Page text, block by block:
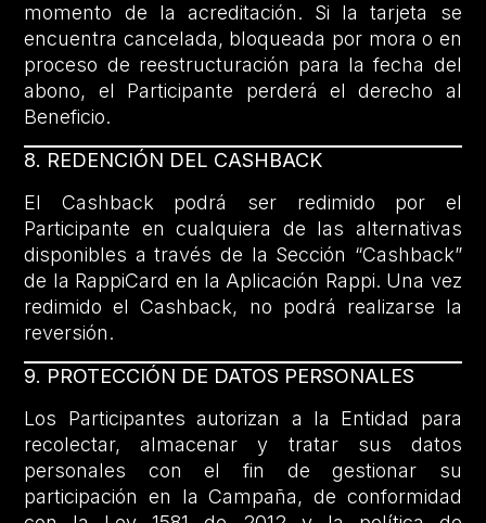
momento de la acreditación. Si la tarjeta se
encuentra cancelada, bloqueada por mora o en
proceso de reestructuración para la fecha del
abono, el Participante perderá el derecho al
Beneficio.
8. REDENCIÓN DEL CASHBACK
El Cashback podrá ser redimido por el
Participante en cualquiera de las alternativas
disponibles a través de la Sección “Cashback”
de la RappiCard en la Aplicación Rappi. Una vez
redimido el Cashback, no podrá realizarse la
reversión.
9. PROTECCIÓN DE DATOS PERSONALES
Los Participantes autorizan a la Entidad para
recolectar, almacenar y tratar sus datos
personales con el fin de gestionar su
participación en la Campaña, de conformidad